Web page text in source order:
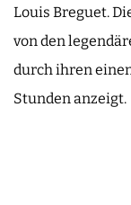
Louis Breguet.
von den
durch ihren
Stunden anzeigt.